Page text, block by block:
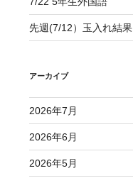
先週(7/12）玉入れ結果
アーカイブ
2026年7月
2026年6月
2026年5月